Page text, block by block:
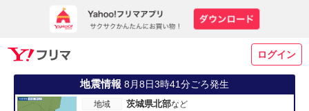
ログイン
地震情報 8月8日3時41分ごろ発生
地域 茨城県北部など